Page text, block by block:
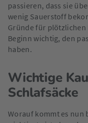
passieren, dass sie
wenig Sauerstoff
Gründe für plötzlichen
Beginn wichtig, den
haben.
Wichtige
Schlafsäcke
Worauf kommt es nun